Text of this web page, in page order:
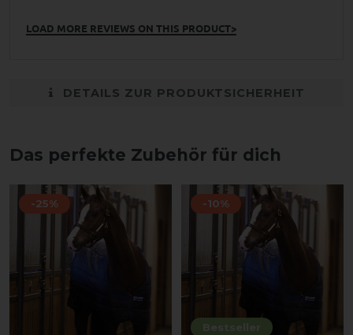
LOAD MORE REVIEWS ON THIS PRODUCT>
DETAILS ZUR PRODUKTSICHERHEIT
Das perfekte Zubehör für dich
-25%
Bestseller
-10%